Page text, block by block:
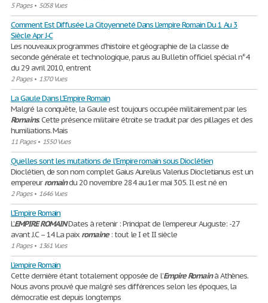
5 Pages• 5058 Vues
Comment Est Diffusée La Citoyenneté Dans L'empire Romain Du 1 Au 3
Siècle Apr J-C
Les nouveaux programmes d'histoire et géographie de la classe de
seconde générale et technologique, parus au Bulletin officiel spécial n°4
du 29 avril 2010, entrent
2 Pages• 1370 Vues
La Gaule Dans L'Empire Romain
Malgré la conquête, la Gaule est toujours occupée militairement par les
Romains. Cette présence militaire étroite se traduit par des pillages et des
humiliations. Mais
11 Pages• 1550 Vues
Quelles sont les mutations de l'Empire romain sous Dioclétien
Dioclétien, de son nom complet Gaius Aurelius Valerius Diocletianus est un
empereurromaindu 20 novembre 284 au 1er mai 305. Il est né en
2 Pages• 1646 Vues
L'Empire Romain
L’EMPIREROMAINDates à retenir : Principat de l’empereur Auguste: -27
avant J.C – 14 La paix romaine: tout le I et II siècle
1 Pages• 1361 Vues
L'empire Romain
Cette dernière étant totalement opposée de l’Empire Romainà Athènes.
Nous avons prouvé que malgré ses différences selon les époques, la
démocratie est depuis longtemps